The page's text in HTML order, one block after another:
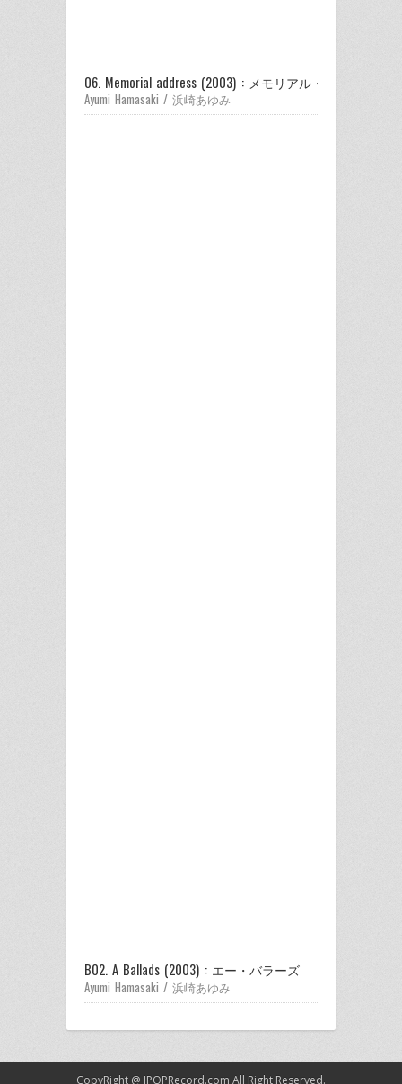
06. Memorial address (2003) : メモリアル・アドレス
Ayumi Hamasaki / 浜崎あゆみ
B02. A Ballads (2003) : エー・バラーズ
Ayumi Hamasaki / 浜崎あゆみ
CopyRight @ JPOPRecord.com All Right Reserved.